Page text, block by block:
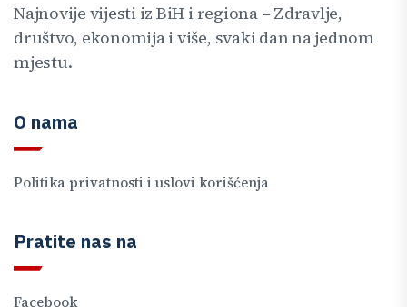
Najnovije vijesti iz BiH i regiona – Zdravlje,
društvo, ekonomija i više, svaki dan na jednom
mjestu.
O nama
Politika privatnosti i uslovi korišćenja
Pratite nas na
Facebook